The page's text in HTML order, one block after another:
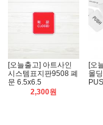
[오늘출고] 아트사인
시스템표지판9508 폐
문 6.5x6.5
2,300원
[오
몰